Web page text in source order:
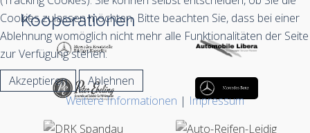
Kooperationen
Cookies zulassen möchten. Bitte beachten Sie, dass bei einer
Ablehnung womöglich nicht mehr alle Funktionalitäten der Seite
zur Verfügung stehen.
Akzeptieren
Ablehnen
Weitere Informationen | Impressum